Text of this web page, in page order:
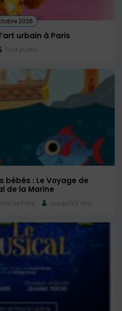
2026
urbain à Paris
Tout public
bébés : Le Voyage de
de la Marine
de Paris Jusqu'à 2 ans